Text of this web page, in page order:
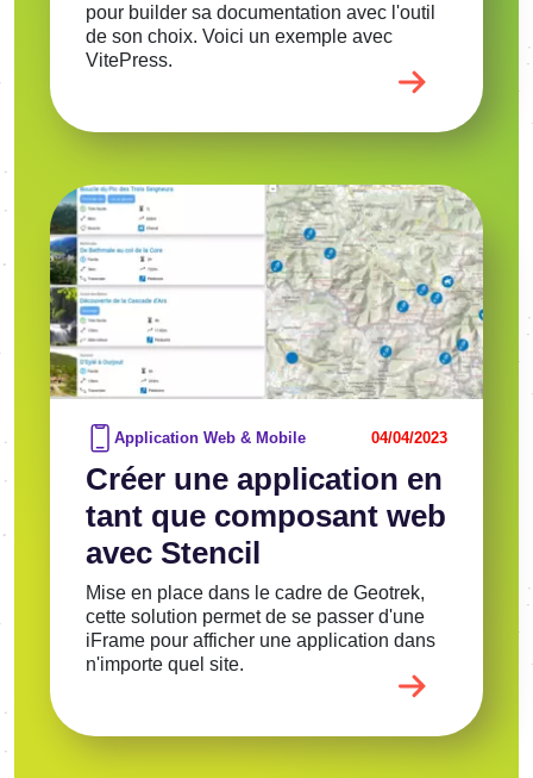
pour builder sa documentation avec l'outil
de son choix. Voici un exemple avec
VitePress.
Créer une application en
tant que composant web
avec Stencil
Application Web & Mobile 04/04/2023
Mise en place dans le cadre de Geotrek,
cette solution permet de se passer d'une
iFrame pour afficher une application dans
n'importe quel site.
Voir l'article
Image